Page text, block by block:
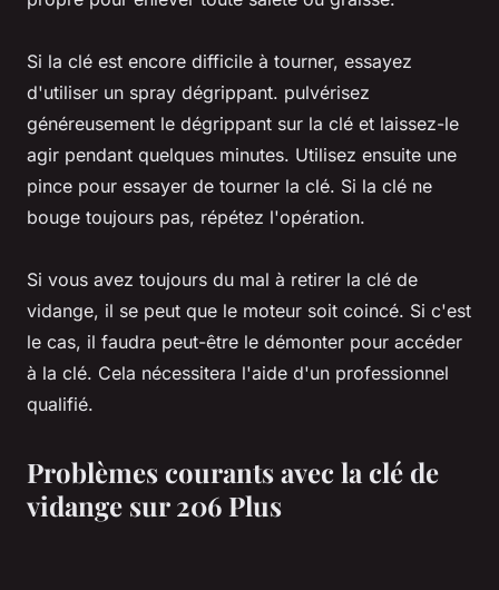
Si la clé est encore difficile à tourner, essayez
d'utiliser un spray dégrippant. pulvérisez
généreusement le dégrippant sur la clé et laissez-le
agir pendant quelques minutes. Utilisez ensuite une
pince pour essayer de tourner la clé. Si la clé ne
bouge toujours pas, répétez l'opération.
Si vous avez toujours du mal à retirer la clé de
vidange, il se peut que le moteur soit coincé. Si c'est
le cas, il faudra peut-être le démonter pour accéder
à la clé. Cela nécessitera l'aide d'un professionnel
qualifié.
Problèmes courants avec la clé de
vidange sur 206 Plus